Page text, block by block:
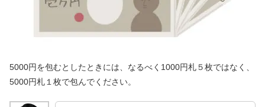
5000円を包むとしたときには、なるべく1000円札５枚ではなく、
5000円札１枚で包んでください。